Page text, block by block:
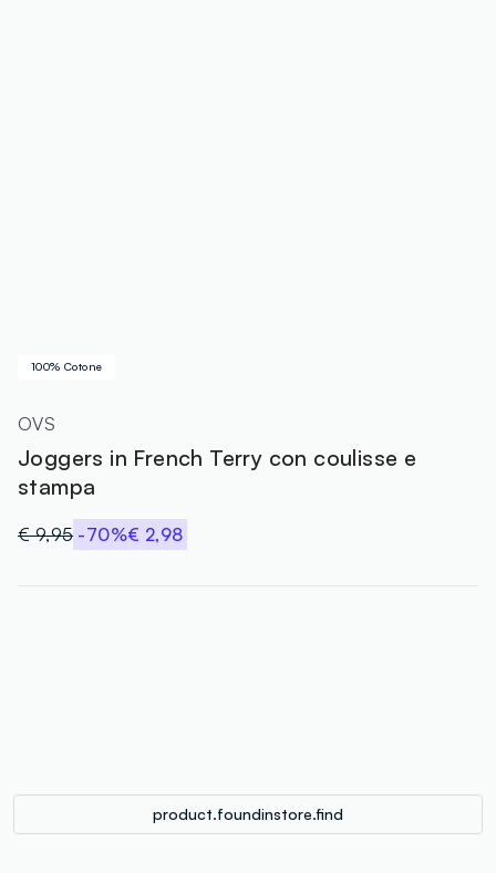
100% Cotone
OVS
Joggers in French Terry con coulisse e
stampa
€ 9,95 -70%€ 2,98
product.foundinstore.find